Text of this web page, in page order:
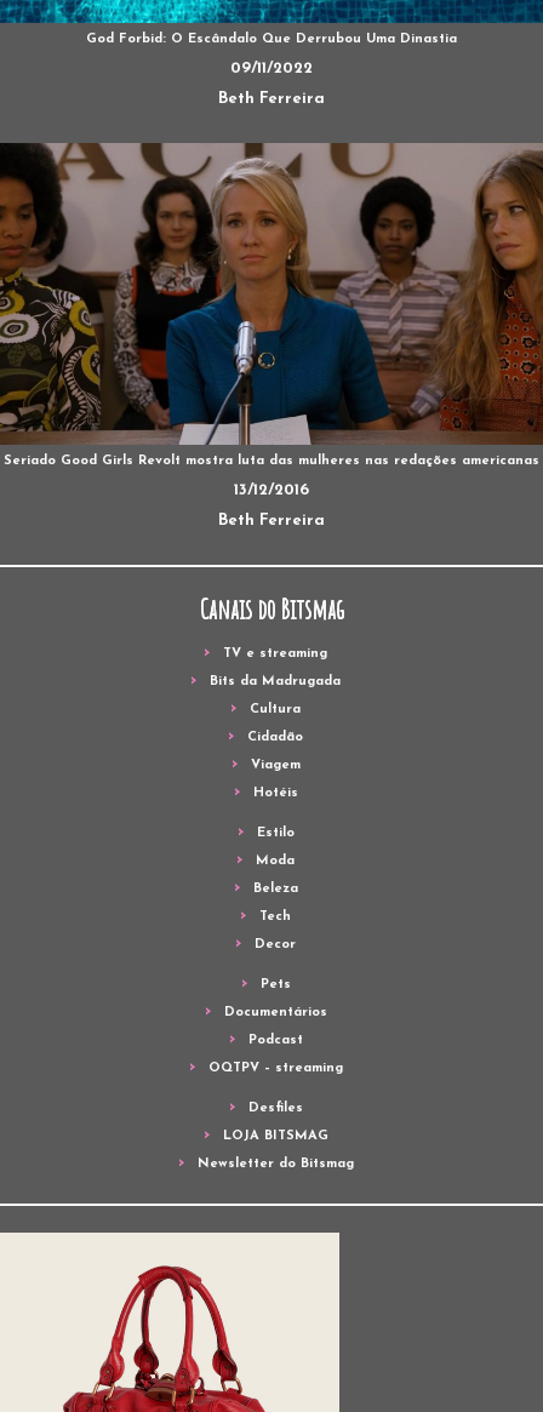
God Forbid: O Escândalo Que Derrubou Uma Dinastia
09/11/2022
Beth Ferreira
Seriado Good Girls Revolt mostra luta das mulheres nas redações americanas
13/12/2016
Beth Ferreira
Canais do Bitsmag
TV e streaming
Bits da Madrugada
Cultura
Cidadão
Viagem
Hotéis
Estilo
Moda
Beleza
Tech
Decor
Pets
Documentários
Podcast
OQTPV – streaming
Desfiles
LOJA BITSMAG
Newsletter do Bitsmag